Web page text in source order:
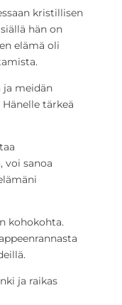
kristillisen
hän on
elämä oli
ja meidän
tärkeä
voi sanoa
kohokohta.
ja raikas